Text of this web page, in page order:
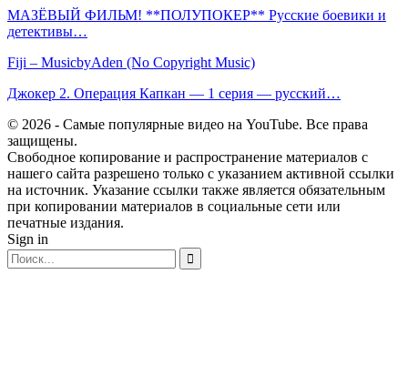
МАЗЁВЫЙ ФИЛЬМ! **ПОЛУПОКЕР** Русские боевики и
детективы…
Fiji – MusicbyAden (No Copyright Music)
Джокер 2. Операция Капкан — 1 серия — русский…
© 2026 - Самые популярные видео на YouTube. Все права
защищены.
Свободное копирование и распространение материалов с
нашего сайта разрешено только с указанием активной ссылки
на источник. Указание ссылки также является обязательным
при копировании материалов в социальные сети или
печатные издания.
Sign in